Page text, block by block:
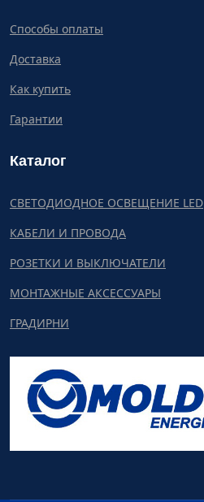
Способы оплаты
Доставка
Как купить
Гарантии
Каталог
СВЕТОДИОДНОЕ ОСВЕЩЕНИЕ LED
КАБЕЛИ И ПРОВОДА
РОЗЕТКИ И ВЫКЛЮЧАТЕЛИ
МОНТАЖНЫЕ АКСЕССУАРЫ
ГРАДИРНИ